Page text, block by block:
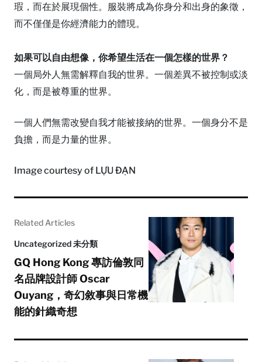
瑕，而在於展現個性。服裝將成為你身分和出身的象徵，
而不僅僅是你經濟能力的體現。
如果可以自由想像，你希望生活在一個怎樣的世界？
一個局外人無需解釋自我的世界。一個差異不被控制或淡
化，而是被尊重的世界。
一個人們無需改變自我才能被接納的世界。一個身分不是
負擔，而是力量的世界。
Image courtesy of LỰU ĐẠN
Related Articles
Uncategorized 未分類
GQ Hong Kong 專訪倫敦同
名品牌設計師 Oscar
Ouyang，奇幻敘事與日常機
能的針織奇想